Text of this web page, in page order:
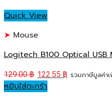
Quick View
Mouse
Logitech B100 Optical
129.00฿ 122.55 ฿ รวมภาษีมูลค่า
หยิบใส่ตะกร้า